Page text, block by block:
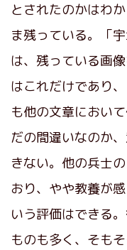
とされたのかはわ
ま残っている。「
は、残っている画
はこれだけであり
も他の文章におい
だの間違いなのか
きない。他の兵士
おり、やや教養が
いう評価はできる
ものも多く、そも